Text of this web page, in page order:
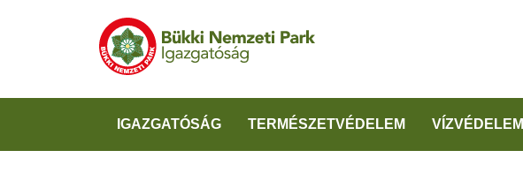
IGAZGATÓSÁG TERMÉSZETVÉDELEM VÍZVÉDELEM